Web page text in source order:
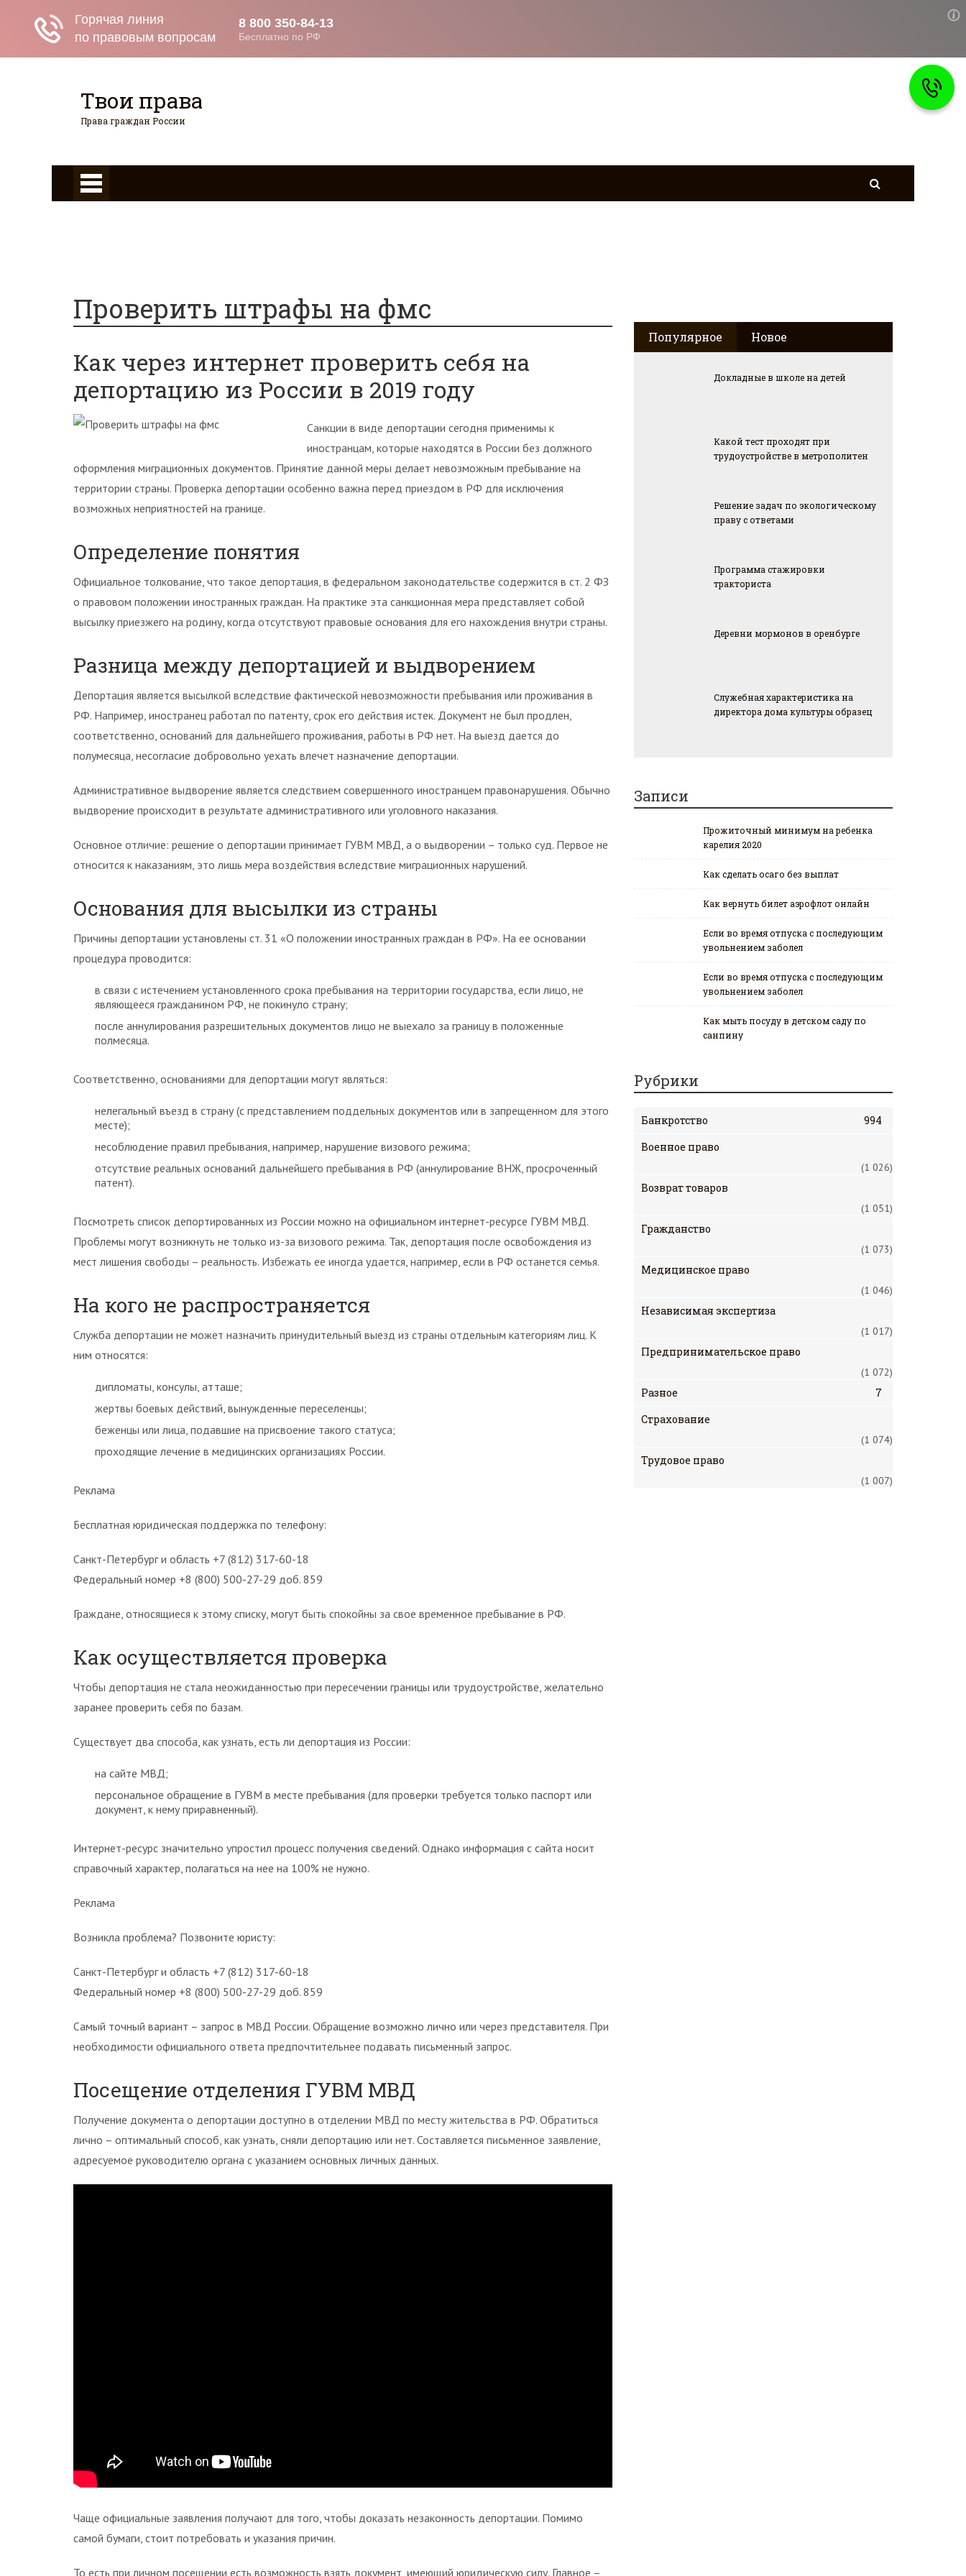
Твои права
Права граждан России
Проверить штрафы на фмс
Как через интернет проверить себя на
депортацию из России в 2019 году
Санкции в виде депортации сегодня применимы к
иностранцам, которые находятся в России без должного
оформления миграционных документов. Принятие данной меры делает невозможным пребывание на
территории страны. Проверка депортации особенно важна перед приездом в РФ для исключения
возможных неприятностей на границе.
Определение понятия
Официальное толкование, что такое депортация, в федеральном законодательстве содержится в ст. 2 ФЗ
о правовом положении иностранных граждан. На практике эта санкционная мера представляет собой
высылку приезжего на родину, когда отсутствуют правовые основания для его нахождения внутри страны.
Разница между депортацией и выдворением
Депортация является высылкой вследствие фактической невозможности пребывания или проживания в
РФ. Например, иностранец работал по патенту, срок его действия истек. Документ не был продлен,
соответственно, оснований для дальнейшего проживания, работы в РФ нет. На выезд дается до
полумесяца, несогласие добровольно уехать влечет назначение депортации.
Административное выдворение является следствием совершенного иностранцем правонарушения. Обычно
выдворение происходит в результате административного или уголовного наказания.
Основное отличие: решение о депортации принимает ГУВМ МВД, а о выдворении – только суд. Первое не
относится к наказаниям, это лишь мера воздействия вследствие миграционных нарушений.
Основания для высылки из страны
Причины депортации установлены ст. 31 «О положении иностранных граждан в РФ». На ее основании
процедура проводится:
в связи с истечением установленного срока пребывания на территории государства, если лицо, не
являющееся гражданином РФ, не покинуло страну;
после аннулирования разрешительных документов лицо не выехало за границу в положенные
полмесяца.
Соответственно, основаниями для депортации могут являться:
нелегальный въезд в страну (с представлением поддельных документов или в запрещенном для этого
месте);
несоблюдение правил пребывания, например, нарушение визового режима;
отсутствие реальных оснований дальнейшего пребывания в РФ (аннулирование ВНЖ, просроченный
патент).
Посмотреть список депортированных из России можно на официальном интернет-ресурсе ГУВМ МВД.
Проблемы могут возникнуть не только из-за визового режима. Так, депортация после освобождения из
мест лишения свободы – реальность. Избежать ее иногда удается, например, если в РФ останется семья.
На кого не распространяется
Служба депортации не может назначить принудительный выезд из страны отдельным категориям лиц. К
ним относятся:
дипломаты, консулы, атташе;
жертвы боевых действий, вынужденные переселенцы;
беженцы или лица, подавшие на присвоение такого статуса;
проходящие лечение в медицинских организациях России.
Реклама
Бесплатная юридическая поддержка по телефону:
Санкт-Петербург и область +7 (812) 317-60-18
Федеральный номер +8 (800) 500-27-29 доб. 859
Граждане, относящиеся к этому списку, могут быть спокойны за свое временное пребывание в РФ.
Как осуществляется проверка
Чтобы депортация не стала неожиданностью при пересечении границы или трудоустройстве, желательно
заранее проверить себя по базам.
Существует два способа, как узнать, есть ли депортация из России:
на сайте МВД;
персональное обращение в ГУВМ в месте пребывания (для проверки требуется только паспорт или
документ, к нему приравненный).
Интернет-ресурс значительно упростил процесс получения сведений. Однако информация с сайта носит
справочный характер, полагаться на нее на 100% не нужно.
Реклама
Возникла проблема? Позвоните юристу:
Санкт-Петербург и область +7 (812) 317-60-18
Федеральный номер +8 (800) 500-27-29 доб. 859
Самый точный вариант – запрос в МВД России. Обращение возможно лично или через представителя. При
необходимости официального ответа предпочтительнее подавать письменный запрос.
Посещение отделения ГУВМ МВД
Получение документа о депортации доступно в отделении МВД по месту жительства в РФ. Обратиться
лично – оптимальный способ, как узнать, сняли депортацию или нет. Составляется письменное заявление,
адресуемое руководителю органа с указанием основных личных данных.
Чаще официальные заявления получают для того, чтобы доказать незаконность депортации. Помимо
самой бумаги, стоит потребовать и указания причин.
То есть при личном посещении есть возможность взять документ, имеющий юридическую силу. Главное –
Популярное Новое
Докладные в школе на детей
Какой тест проходят при
трудоустройстве в метрополитен
Решение задач по экологическому
праву с ответами
Программа стажировки
тракториста
Деревни мормонов в оренбурге
Служебная характеристика на
директора дома культуры образец
Записи
Прожиточный минимум на ребенка
карелия 2020
Как сделать осаго без выплат
Как вернуть билет аэрофлот онлайн
Если во время отпуска с последующим
увольнением заболел
Если во время отпуска с последующим
увольнением заболел
Как мыть посуду в детском саду по
санпину
Рубрики
Банкротство
994
Военное право
(1 026)
Возврат товаров
(1 051)
Гражданство
(1 073)
Медицинское право
(1 046)
Независимая экспертиза
(1 017)
Предпринимательское право
(1 072)
Разное
7
Страхование
(1 074)
Трудовое право
(1 007)